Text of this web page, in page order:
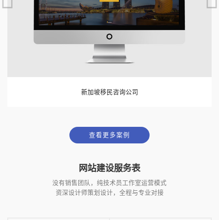
新加坡移民咨询公司
查看更多案例
网站建设服务表
没有销售团队，纯技术员工作室运营模式
资深设计师策划设计，全程与专业对接